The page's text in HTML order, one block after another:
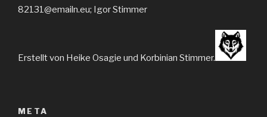
82131@emailn.eu; Igor Stimmer
Erstellt von Heike Osagie und Korbinian Stimmer.
META